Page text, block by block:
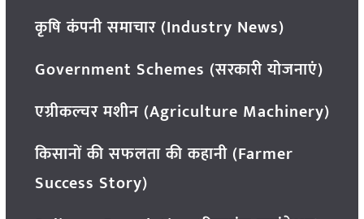
कृषि कंपनी समाचार (Industry News)
Government Schemes (सरकारी योजनाएं)
एग्रीकल्चर मशीन (Agriculture Machinery)
किसानों की सफलता की कहानी (Farmer
Success Story)